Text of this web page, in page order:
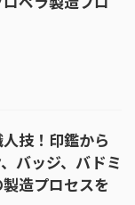
技！印鑑から
バッジ、バドミ
造プロセスを